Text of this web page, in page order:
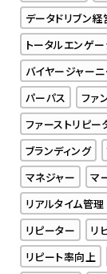
データドリブン経
トータルエンゲ
バイヤージャー
パーパス
ファ
ファーストリピー
ブランディング
マネジャー
マ
リアルタイム管理
リピーター
リ
リピート率向上